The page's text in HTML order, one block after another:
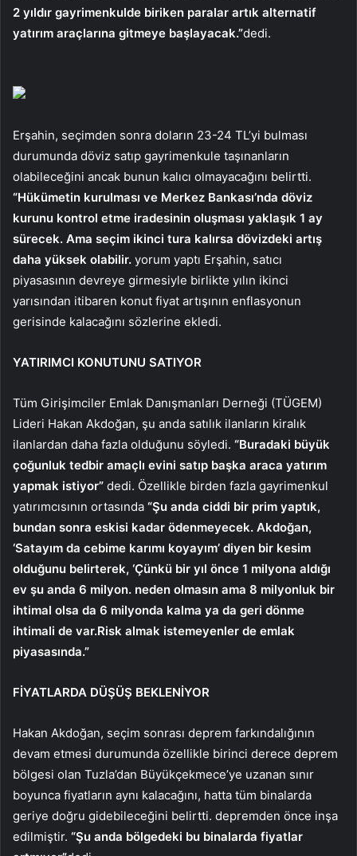
2 yıldır gayrimenkulde biriken paralar artık alternatif
yatırım araçlarına gitmeye başlayacak.”dedi.
Erşahin, seçimden sonra doların 23-24 TL’yi bulması
durumunda döviz satıp gayrimenkule taşınanların
olabileceğini ancak bunun kalıcı olmayacağını belirtti.
“Hükümetin kurulması ve Merkez Bankası’nda döviz
kurunu kontrol etme iradesinin oluşması yaklaşık 1 ay
sürecek. Ama seçim ikinci tura kalırsa dövizdeki artış
daha yüksek olabilir. yorum yaptı Erşahin, satıcı
piyasasının devreye girmesiyle birlikte yılın ikinci
yarısından itibaren konut fiyat artışının enflasyonun
gerisinde kalacağını sözlerine ekledi.
YATIRIMCI KONUTUNU SATIYOR
Tüm Girişimciler Emlak Danışmanları Derneği (TÜGEM)
Lideri Hakan Akdoğan, şu anda satılık ilanların kiralık
ilanlardan daha fazla olduğunu söyledi. “Buradaki büyük
çoğunluk tedbir amaçlı evini satıp başka araca yatırım
yapmak istiyor” dedi. Özellikle birden fazla gayrimenkul
yatırımcısının ortasında “Şu anda ciddi bir prim yaptık,
bundan sonra eskisi kadar ödenmeyecek. Akdoğan,
‘Satayım da cebime karımı koyayım’ diyen bir kesim
olduğunu belirterek, ‘Çünkü bir yıl önce 1 milyona aldığı
ev şu anda 6 milyon. neden olmasın ama 8 milyonluk bir
ihtimal olsa da 6 milyonda kalma ya da geri dönme
ihtimali de var.Risk almak istemeyenler de emlak
piyasasında.”
FİYATLARDA DÜŞÜŞ BEKLENİYOR
Hakan Akdoğan, seçim sonrası deprem farkındalığının
devam etmesi durumunda özellikle birinci derece deprem
bölgesi olan Tuzla’dan Büyükçekmece’ye uzanan sınır
boyunca fiyatların aynı kalacağını, hatta tüm binalarda
geriye doğru gidebileceğini belirtti. depremden önce inşa
edilmiştir. “Şu anda bölgedeki bu binalarda fiyatlar